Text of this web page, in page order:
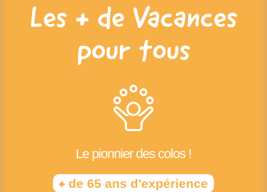
Les + de Vacances
pour tous
Le pionnier des colos !
+ de 65 ans d'expérience